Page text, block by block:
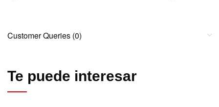
Customer Queries (0)
Te puede interesar